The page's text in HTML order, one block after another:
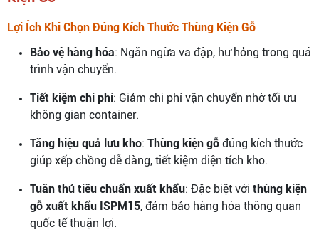
Lợi Ích Khi Chọn Đúng Kích Thước Thùng Kiện Gỗ
Bảo vệ hàng hóa: Ngăn ngừa va đập, hư hỏng trong quá
trình vận chuyển.
Tiết kiệm chi phí: Giảm chi phí vận chuyển nhờ tối ưu
không gian container.
Tăng hiệu quả lưu kho: Thùng kiện gỗ đúng kích thước
giúp xếp chồng dễ dàng, tiết kiệm diện tích kho.
Tuân thủ tiêu chuẩn xuất khẩu: Đặc biệt với thùng kiện
gỗ xuất khẩu ISPM15, đảm bảo hàng hóa thông quan
quốc tế thuận lợi.